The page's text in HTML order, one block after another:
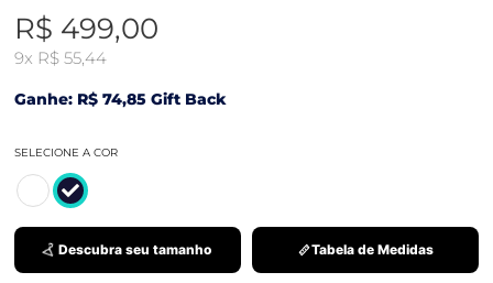
R$ 499,00
9x R$ 55,44
Ganhe: R$ 74,85 Gift Back
SELECIONE A COR
Descubra seu tamanho Tabela de Medidas